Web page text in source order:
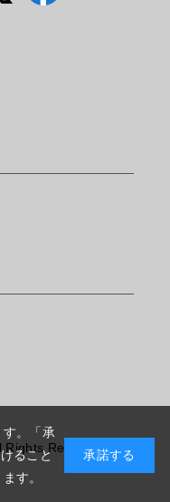
Rights Reserved.
。「承
ること
す。
承諾する